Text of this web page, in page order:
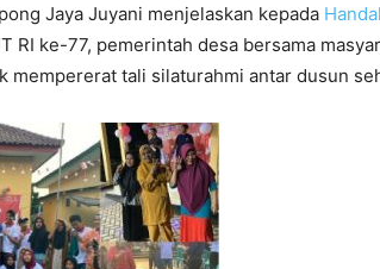
Jaya Juyani menjelaskan kepada
RI ke-77, pemerintah desa bersama
mempererat tali silaturahmi antar dusun